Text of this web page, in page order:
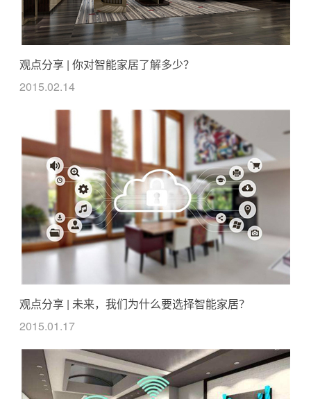
观点分享 | 你对智能家居了解多少？
2015.02.14
观点分享 | 未来，我们为什么要选择智能家居？
2015.01.17